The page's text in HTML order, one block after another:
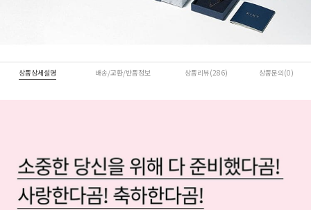
상품상세설명 배송/교환/반품정보 상품리뷰(286) 상품문의(0)